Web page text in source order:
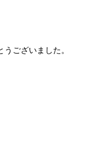
ございました。